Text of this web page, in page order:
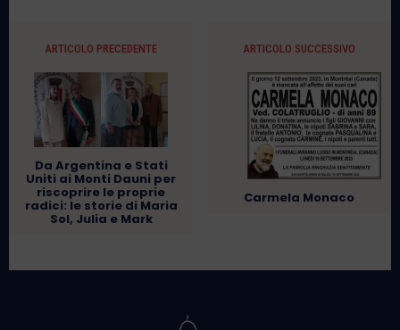
ARTICOLO PRECEDENTE
Da Argentina e Stati
Uniti ai Monti Dauni per
riscoprire le proprie
radici: le storie di Maria
Sol, Julia e Mark
ARTICOLO SUCCESSIVO
Carmela Monaco